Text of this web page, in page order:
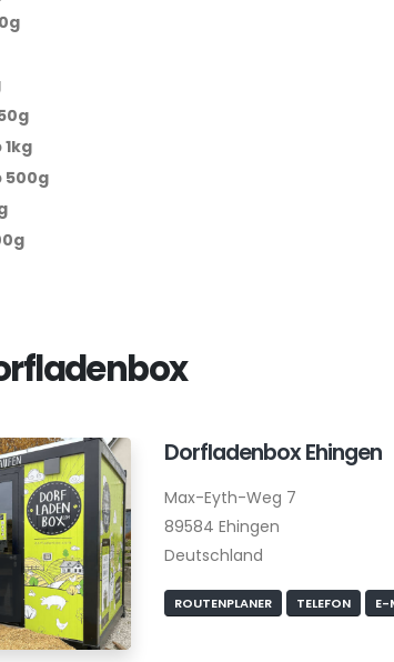
500g
Dorfladenbox Ehingen
Max-Eyth-Weg 7
89584 Ehingen
Deutschland
ROUTENPLANER TELEFON E-